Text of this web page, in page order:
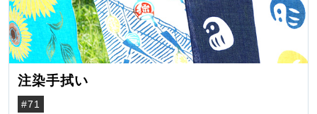
注染手拭い
#71